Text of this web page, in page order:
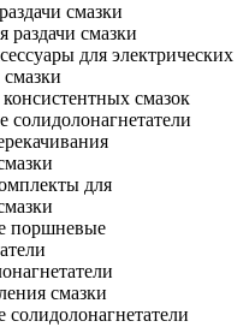
смазки
раздачи смазки
для электрических
смазки
смазок
солидолонагнетатели
для
поршневые
смазки